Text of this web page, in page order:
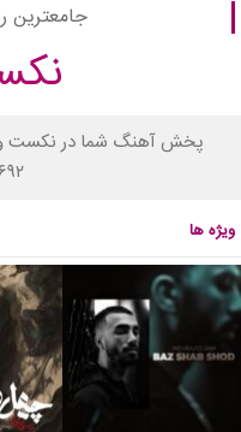
جامعترین
پخش آهنگ شما در نکست
ویژه ها